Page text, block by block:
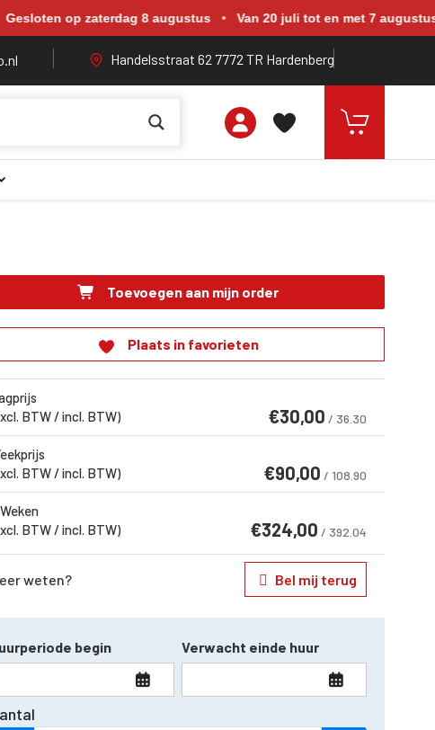
op zaterdag 8 augustus • Van 20 juli tot en met 7 augustus
Handelsstraat 62 7772 TR Hardenberg
Toevoegen aan mijn order
Plaats in favorieten
BTW / incl. BTW)
€30,00 / 36.30
BTW / incl. BTW)
€90,00 / 108.90
BTW / incl. BTW)
€324,00 / 392.04
weten? Bel mij terug
begin Verwacht einde huur